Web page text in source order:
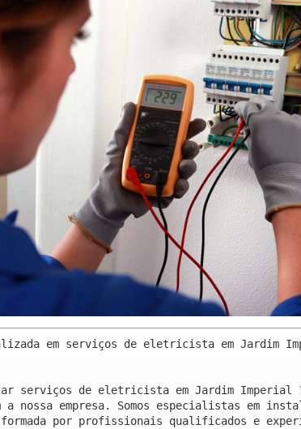
em serviços de eletricista em Jardim
serviços de eletricista em Jardim Imperial
a nossa empresa. Somos especialistas em
formada por profissionais qualificados e